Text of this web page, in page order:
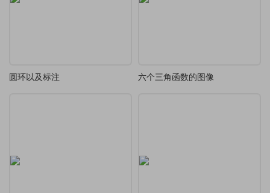
圆环以及标注 六个三角函数的图像